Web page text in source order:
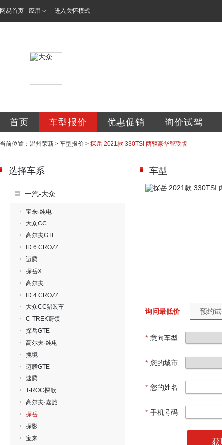
网易首页 应用 进入关怀模式
首页 车型报价 优惠促销 询价试驾
当前位置： 温州荣新 > 车型报价 > 探岳 2021款 330TSI 两驱豪华智联版
选择车系
一汽-大众
宝来·纯电
大众CC
高尔夫GTI
ID.6 CROZZ
迈腾
探岳X
高尔夫
ID.4 CROZZ
大众CC猎装车
C-TREK蔚领
探岳GTE
高尔夫·纯电
揽境
迈腾GTE
速腾
T-ROC探歌
高尔夫·嘉旅
探岳
探影
宝来
车型
询问最低价 预约
* 意向车型
* 您的城市
* 您的姓名
* 手机号码
获